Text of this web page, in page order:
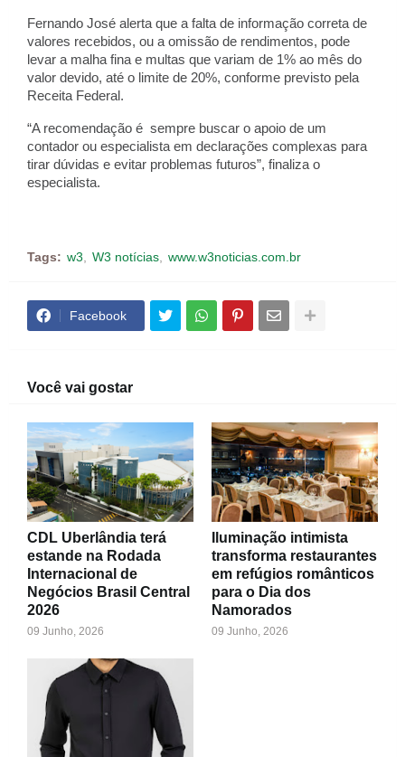
Fernando José alerta que a falta de informação correta de
valores recebidos, ou a omissão de rendimentos, pode
levar a malha fina e multas que variam de 1% ao mês do
valor devido, até o limite de 20%, conforme previsto pela
Receita Federal.
“A recomendação é sempre buscar o apoio de um
contador ou especialista em declarações complexas para
tirar dúvidas e evitar problemas futuros”, finaliza o
especialista.
Tags: w3 W3 notícias www.w3noticias.com.br
Facebook
Você vai gostar
CDL Uberlândia terá
estande na Rodada
Internacional de
Negócios Brasil Central
2026
09 Junho, 2026
Iluminação intimista
transforma restaurantes
em refúgios românticos
para o Dia dos
Namorados
09 Junho, 2026